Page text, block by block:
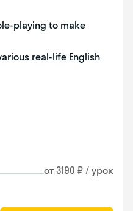
playing to make
real-life English
от 3190 ₽ / урок